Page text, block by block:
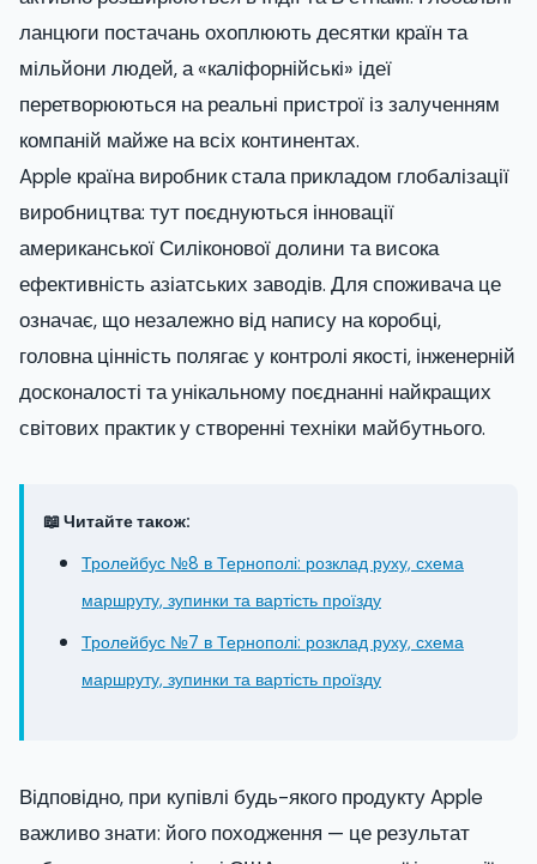
ланцюги постачань охоплюють десятки країн та
мільйони людей, а «каліфорнійські» ідеї
перетворюються на реальні пристрої із залученням
компаній майже на всіх континентах.
Apple країна виробник стала прикладом глобалізації
виробництва: тут поєднуються інновації
американської Силіконової долини та висока
ефективність азіатських заводів. Для споживача це
означає, що незалежно від напису на коробці,
головна цінність полягає у контролі якості, інженерній
досконалості та унікальному поєднанні найкращих
світових практик у створенні техніки майбутнього.
📖 Читайте також:
Тролейбус №8 в Тернополі: розклад руху, схема
маршруту, зупинки та вартість проїзду
Тролейбус №7 в Тернополі: розклад руху, схема
маршруту, зупинки та вартість проїзду
Відповідно, при купівлі будь-якого продукту Apple
важливо знати: його походження — це результат